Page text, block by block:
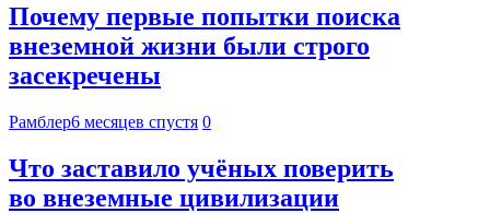
Почему первые попытки поиска
внеземной жизни были строго
засекречены
Рамблер6 месяцев спустя 0
Что заставило учёных поверить
во внеземные цивилизации